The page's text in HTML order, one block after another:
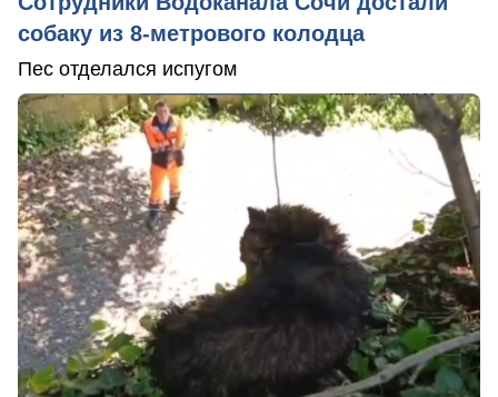
собаку из 8-метрового колодца
Пес отделался испугом